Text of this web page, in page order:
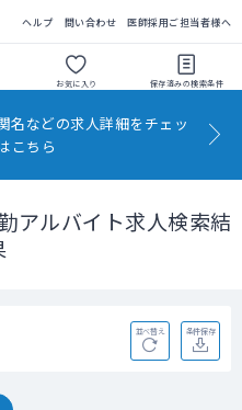
ヘルプ 問い合わせ 医師採用ご担当者様へ
お気に入り 保存済みの検索条件
名などの求人詳細をチェッ
こちら
アルバイト求人検索結
並べ替え 条件保存